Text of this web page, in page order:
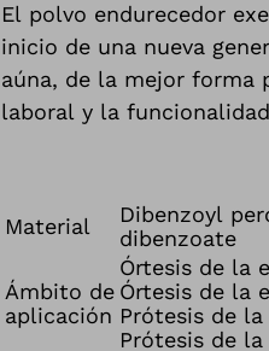
El polvo endurecedor
inicio de una nueva
aúna, de la mejor forma
laboral y la
Material
Dibenzoyl
dibenzoate
Ámbito de
aplicación
Órtesis de la
Órtesis de la
Prótesis de
Prótesis de